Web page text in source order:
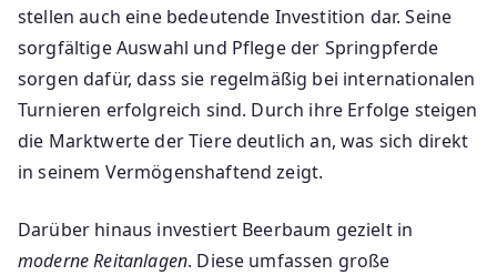
stellen auch eine bedeutende Investition dar. Seine
sorgfältige Auswahl und Pflege der Springpferde
sorgen dafür, dass sie regelmäßig bei internationalen
Turnieren erfolgreich sind. Durch ihre Erfolge steigen
die Marktwerte der Tiere deutlich an, was sich direkt
in seinem Vermögenshaftend zeigt.
Darüber hinaus investiert Beerbaum gezielt in
moderne Reitanlagen. Diese umfassen große